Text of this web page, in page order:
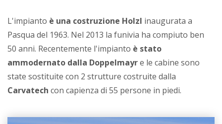
L'impianto è una costruzione Holzl inaugurata a
Pasqua del 1963. Nel 2013 la funivia ha compiuto ben
50 anni. Recentemente l'impianto è stato
ammodernato dalla Doppelmayre le cabine sono
state sostituite con 2 strutture costruite dalla
Carvatech con capienza di 55 persone in piedi.